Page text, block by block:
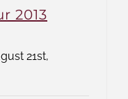
2013
21st,